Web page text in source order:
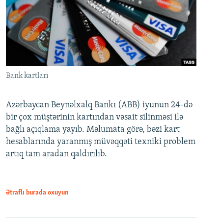
Bank kartları
Azərbaycan Beynəlxalq Bankı (ABB) iyunun 24-də
bir çox müştərinin kartından vəsait silinməsi ilə
bağlı açıqlama yayıb. Məlumata görə, bəzi kart
hesablarında yaranmış müvəqqəti texniki problem
artıq tam aradan qaldırılıb.
Ətraflı burada oxuyun